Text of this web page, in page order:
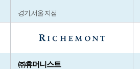
경기,서울 지점
㈜휴머니스트